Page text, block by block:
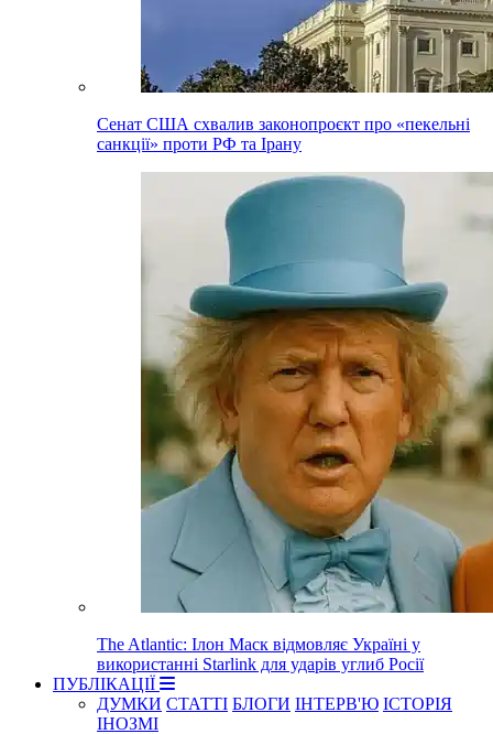
Сенат США схвалив законопроєкт про «пекельні
санкції» проти РФ та Ірану
The Atlantic: Ілон Маск відмовляє Україні у
використанні Starlink для ударів углиб Росії
ПУБЛІКАЦІЇ
ДУМКИ СТАТТІ БЛОГИ ІНТЕРВ'Ю ІСТОРІЯ
ІНОЗМІ